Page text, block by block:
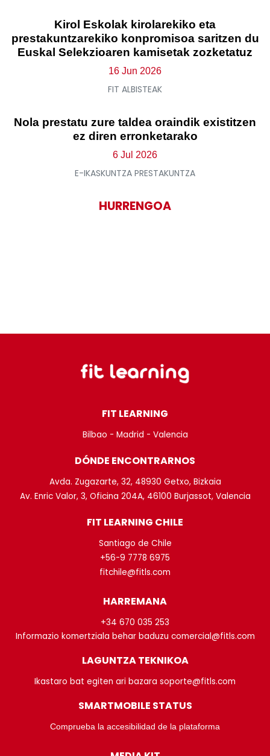
Kirol Eskolak kirolarekiko eta
prestakuntzarekiko konpromisoa saritzen du
Euskal Selekzioaren kamisetak zozketatuz
16 Jun 2026
FIT ALBISTEAK
Nola prestatu zure taldea oraindik existitzen
ez diren erronketarako
6 Jul 2026
E-IKASKUNTZA PRESTAKUNTZA
HURRENGOA
FIT LEARNING
Bilbao - Madrid - Valencia
DÓNDE ENCONTRARNOS
Avda. Zugazarte, 32, 48930 Getxo, Bizkaia
Av. Enric Valor, 3, Oficina 204A, 46100 Burjassot, Valencia
FIT LEARNING CHILE
Santiago de Chile
+56-9 7778 6975
fitchile@fitls.com
HARREMANA
+34 670 035 253
Informazio komertziala behar baduzu comercial@fitls.com
LAGUNTZA TEKNIKOA
Ikastaro bat egiten ari bazara soporte@fitls.com
SMARTMOBILE STATUS
Comprueba la accesibilidad de la plataforma